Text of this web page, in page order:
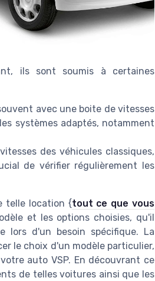
ils sont soumis à certaines
avec une boite de vitesses
systèmes adaptés, notamment
des véhicules classiques,
de vérifier régulièrement les
telle location {tout ce que vous
et les options choisies, qu'il
lors d'un besoin spécifique. La
le choix d'un modèle particulier,
auto VSP. En découvrant ce
de telles voitures ainsi que les